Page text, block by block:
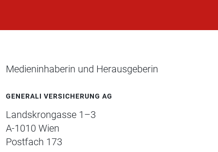
Medieninhaberin und Herausgeberin
GENERALI VERSICHERUNG AG
Landskrongasse 1–3
A-1010 Wien
Postfach 173